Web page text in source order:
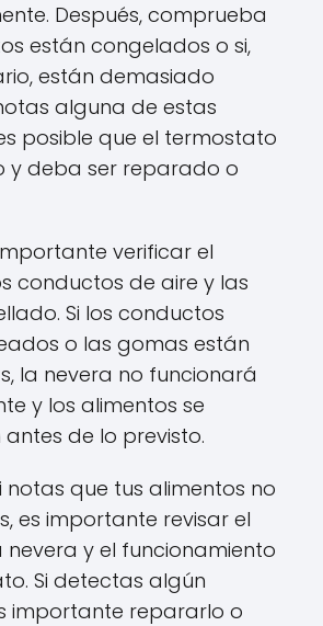
Después, comprueba
están congelados o si,
están demasiado
alguna de estas
posible que el termostato
y deba ser reparado o
verificar el
conductos de aire y las
Si los conductos
o las gomas están
la nevera no funcionará
y los alimentos se
de lo previsto.
notas que tus alimentos no
es importante revisar el
y el funcionamiento
Si detectas algún
importante repararlo o